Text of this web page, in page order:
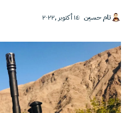
تام حسين ١٤ أكتوبر ,٢٠٢٢